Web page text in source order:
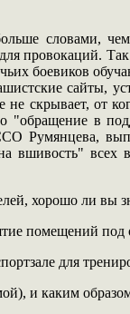
словами,
провокаций.
боевиков
сайты,
скрывает, от
"обращение в
вшивость"
хорошо ли вы
помещений
для
и каким